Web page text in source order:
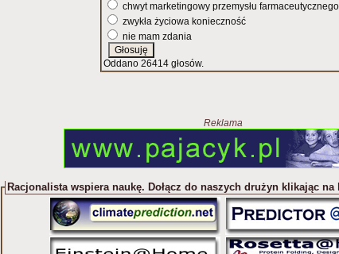
chwyt marketingowy przemysłu farmaceutycznego
zwykła życiowa konieczność
nie mam zdania
Oddano 26414 głosów.
Reklama
Racjonalista wspiera naukę. Dołącz do naszych drużyn klikając na